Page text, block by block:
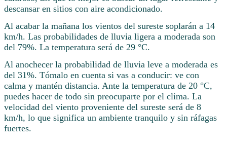
descansar en sitios con aire acondicionado.
Al acabar la mañana los vientos del sureste soplarán a 14
km/h. Las probabilidades de lluvia ligera a moderada son
del 79%. La temperatura será de 29 °C.
Al anochecer la probabilidad de lluvia leve a moderada es
del 31%. Tómalo en cuenta si vas a conducir: ve con
calma y mantén distancia. Ante la temperatura de 20 °C,
puedes hacer de todo sin preocuparte por el clima. La
velocidad del viento proveniente del sureste será de 8
km/h, lo que significa un ambiente tranquilo y sin ráfagas
fuertes.